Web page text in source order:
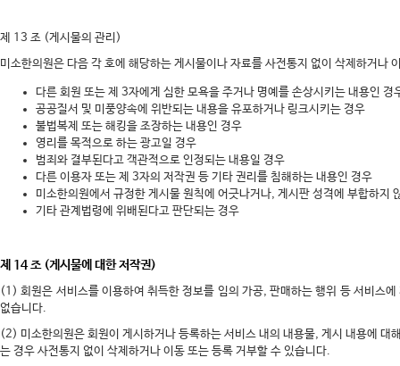
제 13 조 (게시물의 관리)
미소한의원은 다음 각 호에 해당하는 게시물이나 자료를 사전통지 없이 삭제하거나
다른 회원 또는 제 3자에게 심한 모욕을 주거나 명예를 손상시키는 내용인 경
공공질서 및 미풍양속에 위반되는 내용을 유포하거나 링크시키는 경우
불법복제 또는 해킹을 조장하는 내용인 경우
영리를 목적으로 하는 광고일 경우
범죄와 결부된다고 객관적으로 인정되는 내용일 경우
다른 이용자 또는 제 3자의 저작권 등 기타 권리를 침해하는 내용인 경우
미소한의원에서 규정한 게시물 원칙에 어긋나거나, 게시판 성격에 부합하지
기타 관계법령에 위배된다고 판단되는 경우
제 14 조 (게시물에 대한 저작권)
(1) 회원은 서비스를 이용하여 취득한 정보를 임의 가공, 판매하는 행위 등 서비스
없습니다.
(2) 미소한의원은 회원이 게시하거나 등록하는 서비스 내의 내용물, 게시 내용에 대
는 경우 사전통지 없이 삭제하거나 이동 또는 등록 거부할 수 있습니다.